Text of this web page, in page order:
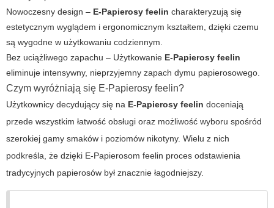
Nowoczesny design – E-Papierosy feelin charakteryzują się
estetycznym wyglądem i ergonomicznym kształtem, dzięki czemu
są wygodne w użytkowaniu codziennym.
Bez uciążliwego zapachu – Użytkowanie E-Papierosy feelin
eliminuje intensywny, nieprzyjemny zapach dymu papierosowego.
Czym wyróżniają się E-Papierosy feelin?
Użytkownicy decydujący się na E-Papierosy feelin doceniają
przede wszystkim łatwość obsługi oraz możliwość wyboru spośród
szerokiej gamy smaków i poziomów nikotyny. Wielu z nich
podkreśla, że dzięki E-Papierosom feelin proces odstawienia
tradycyjnych papierosów był znacznie łagodniejszy.